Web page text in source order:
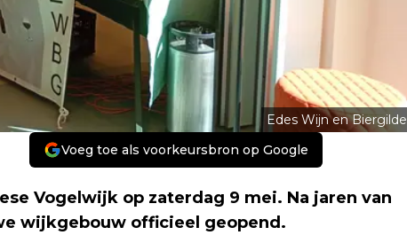
Edes Wijn en Biergilde
Voeg toe als voorkeursbron op Google
Vogelwijk op zaterdag 9 mei. Na jaren van
wijkgebouw officieel geopend.